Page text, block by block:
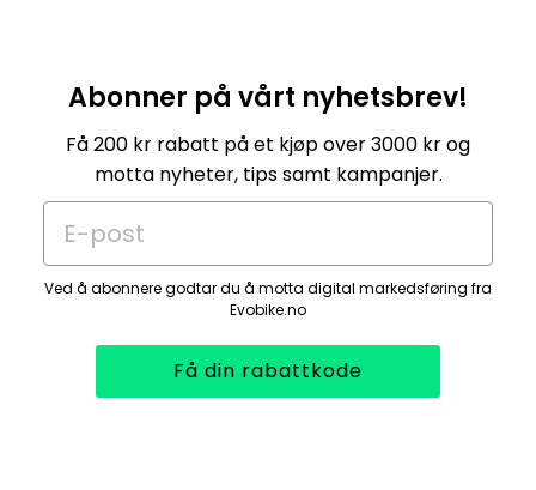
Abonner på vårt nyhetsbrev!
Få 200 kr rabatt på et kjøp over 3000 kr og
motta nyheter, tips samt kampanjer.
E-post
Ved å abonnere godtar du å motta digital markedsføring fra
Evobike.no
Få din rabattkode